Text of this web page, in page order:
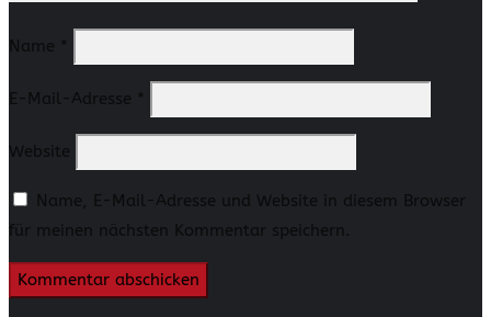
Name *
E-Mail-Adresse *
Website
Name, E-Mail-Adresse und Website in diesem Browser
für meinen nächsten Kommentar speichern.